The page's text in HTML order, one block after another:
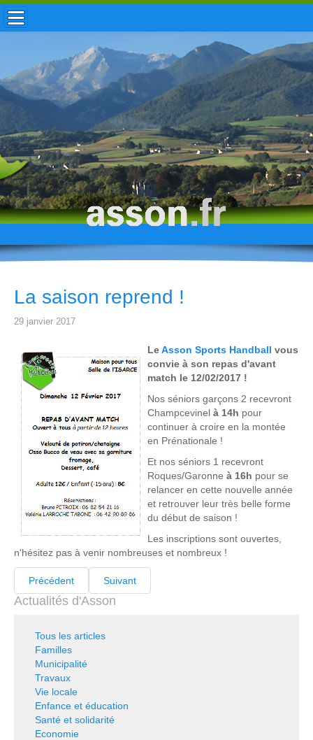
ACCUEIL / INFOS
MUNICIPALITÉ
VIE LOCALE
ENFANCE
TOURISME
HISTOIRE
La saison reprend !
29 janvier 2017
LeAsson Sports Handball vous
convie à son repas d'avant
match le 12/02/2017 !
Nos séniors garçons 2 recevront
Champcevinel à 14h pour
continuer à croire en la montée
en Prénationale !
Et nos séniors 1 recevront
Roques/Garonne à 16h pour se
relancer en cette nouvelle année
et retrouver leur très belle forme
du début de saison !
Les inscriptions sont ouvertes,
n'hésitez pas à venir nombreuses et nombreux !
Précédent Suivant
Actualités d'Asson
Tous les articles
Familles
Municipalité
Travaux
Vie locale
Enfance et éducation
Santé et solidarité
Economie